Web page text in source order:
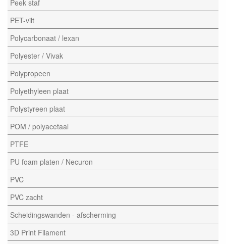
Peek staf
PET-vilt
Polycarbonaat / lexan
Polyester / Vivak
Polypropeen
Polyethyleen plaat
Polystyreen plaat
POM / polyacetaal
PTFE
PU foam platen / Necuron
PVC
PVC zacht
Scheidingswanden - afscherming
3D Print Filament